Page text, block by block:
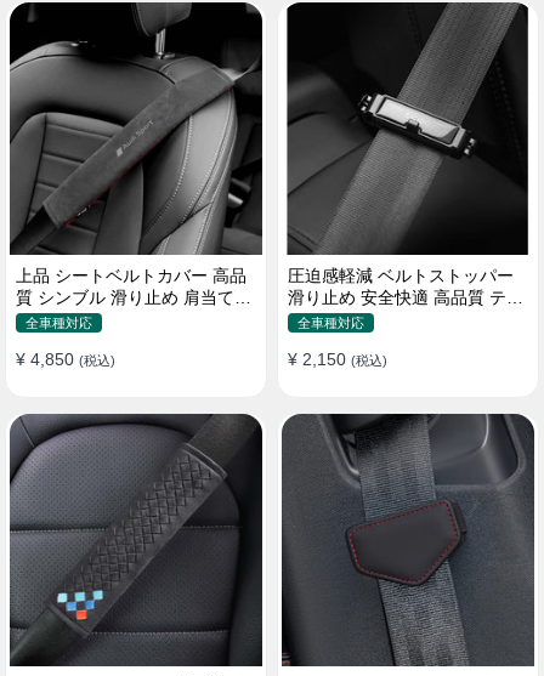
上品 シートベルトカバー 高品
質 シンブル 滑り止め 肩当てパ
ッド 圧迫感軽減
全車種対応
¥ 4,850 (税込)
圧迫感軽減 ベルトストッパー
滑り止め 安全快適 高品質 テー
プクリップ 快適 2個セット
全車種対応
¥ 2,150 (税込)